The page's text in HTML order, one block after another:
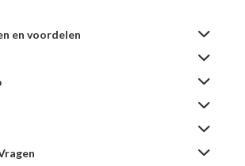
en voordelen